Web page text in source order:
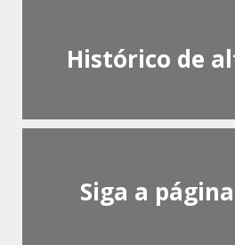
Histórico de
Siga a